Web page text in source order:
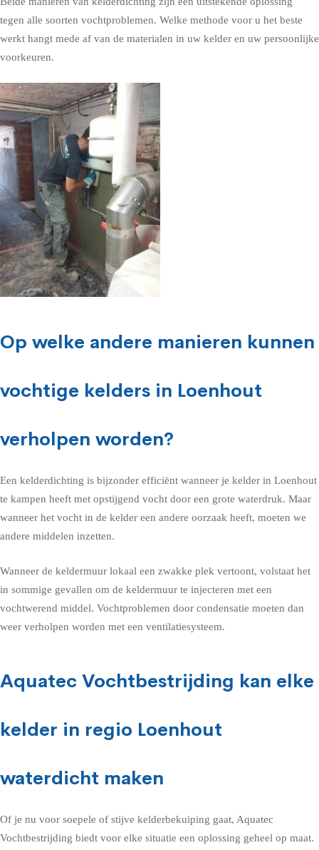
tegen alle soorten vochtproblemen. Welke methode voor u het beste
werkt hangt mede af van de materialen in uw kelder en uw persoonlijke
voorkeuren.
Op welke andere manieren kunnen
vochtige kelders in Loenhout
verholpen worden?
Een kelderdichting is bijzonder efficiënt wanneer je kelder in Loenhout
te kampen heeft met opstijgend vocht door een grote waterdruk. Maar
wanneer het vocht in de kelder een andere oorzaak heeft, moeten we
andere middelen inzetten.
Wanneer de keldermuur lokaal een zwakke plek vertoont, volstaat het
in sommige gevallen om de keldermuur te injecteren met een
vochtwerend middel. Vochtproblemen door condensatie moeten dan
weer verholpen worden met een ventilatiesysteem.
Aquatec Vochtbestrijding kan elke
kelder in regio Loenhout
waterdicht maken
Of je nu voor soepele of stijve kelderbekuiping gaat, Aquatec
Vochtbestrijding biedt voor elke situatie een oplossing geheel op maat.